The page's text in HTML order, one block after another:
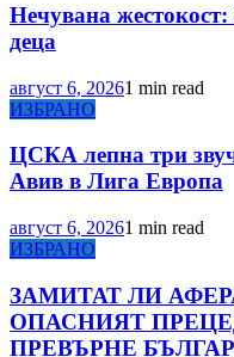
Нечувана
деца
август 6, 20261 min read
ИЗБРАНО
ЦСКА лепна три
Авив в Лига Европа
август 6, 20261 min read
ИЗБРАНО
ЗАМИТАТ ЛИ
ОПАСНИЯТ
ПРЕВЪРНЕ